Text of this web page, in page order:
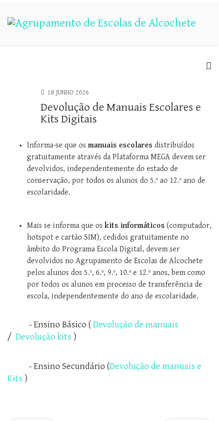
18 JUNHO 2026
Devolução de Manuais Escolares e
Kits Digitais
Informa-se que os manuais escolares distribuídos
gratuitamente através da Plataforma MEGA devem ser
devolvidos, independentemente do estado de
conservação, por todos os alunos do 5.º ao 12.º ano de
escolaridade.
Mais se informa que os kits informáticos (computador,
hotspot e cartão SIM), cedidos gratuitamente no
âmbito do Programa Escola Digital, devem ser
devolvidos no Agrupamento de Escolas de Alcochete
pelos alunos dos 5.º, 6.º, 9.º, 10.º e 12.º anos, bem como
por todos os alunos em processo de transferência de
escola, independentemente do ano de escolaridade.
- Ensino Básico ( Devolução de manuais
/ Devolução kits )
- Ensino Secundário (Devolução de manuais e
Kits )